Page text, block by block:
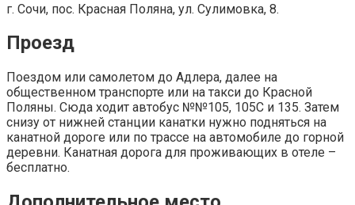
г. Сочи, пос. Красная Поляна, ул. Сулимовка, 8.
Проезд
Поездом или самолетом до Адлера, далее на
общественном транспорте или на такси до Красной
Поляны. Сюда ходит автобус №№105, 105С и 135. Затем
снизу от нижней станции канатки нужно подняться на
канатной дороге или по трассе на автомобиле до горной
деревни. Канатная дорога для проживающих в отеле –
бесплатно.